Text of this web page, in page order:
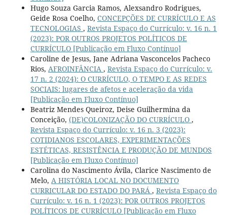
Hugo Souza Garcia Ramos, Alexsandro Rodrigues,
Geide Rosa Coelho, CONCEPÇÕES DE CURRÍCULO E AS
TECNOLOGIAS , Revista Espaço do Currículo: v. 16 n. 1
(2023): POR OUTROS PROJETOS POLÍTICOS DE
CURRÍCULO [Publicação em Fluxo Contínuo]
Caroline de Jesus, Jane Adriana Vasconcelos Pacheco
Rios, AFROINFÂNCIA , Revista Espaço do Currículo: v.
17 n. 2 (2024): O CURRÍCULO, O TEMPO E AS REDES
SOCIAIS: lugares de afetos e aceleração da vida
[Publicação em Fluxo Contínuo]
Beatriz Mendes Queiroz, Deise Guilhermina da
Conceição, (DE)COLONIZAÇÃO DO CURRÍCULO ,
Revista Espaço do Currículo: v. 16 n. 3 (2023):
COTIDIANOS ESCOLARES, EXPERIMENTAÇÕES
ESTÉTICAS, RESISTÊNCIA E PRODUÇÃO DE MUNDOS
[Publicação em Fluxo Contínuo]
Carolina do Nascimento Ávila, Clarice Nascimento de
Melo, A HISTÓRIA LOCAL NO DOCUMENTO
CURRICULAR DO ESTADO DO PARÁ , Revista Espaço do
Currículo: v. 16 n. 1 (2023): POR OUTROS PROJETOS
POLÍTICOS DE CURRÍCULO [Publicação em Fluxo